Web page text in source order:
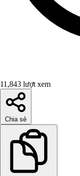
11,843 lượt xem
Chia sẻ